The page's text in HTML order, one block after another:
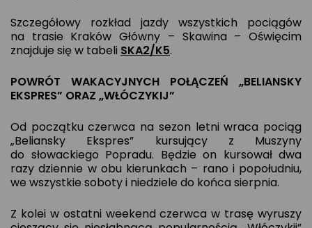
Szczegółowy rozkład jazdy wszystkich pociągów
na trasie Kraków Główny – Skawina – Oświęcim
znajduje się w tabeli SKA2/K5.
POWRÓT WAKACYJNYCH POŁĄCZEŃ „BELIANSKY
EKSPRES” ORAZ „WŁÓCZYKIJ”
Od początku czerwca na sezon letni wraca pociąg
„Beliansky Ekspres” kursujący z Muszyny
do słowackiego Popradu. Będzie on kursował dwa
razy dziennie w obu kierunkach – rano i popołudniu,
we wszystkie soboty i niedziele do końca sierpnia.
Z kolei w ostatni weekend czerwca w trasę wyruszy